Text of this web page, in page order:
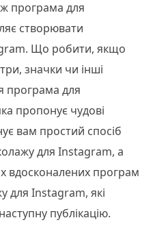
програма для
створювати
Що робити, якщо
значки чи інші
програма для
пропонує чудові
вам простий спосіб
для Instagram, а
вдосконалених програм
для Instagram, які
публікацію.